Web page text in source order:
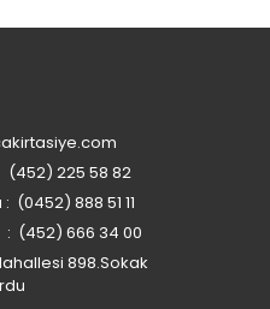
225 58 82
(0452) 888 51 11
(452) 666 34 00
898.Sokak